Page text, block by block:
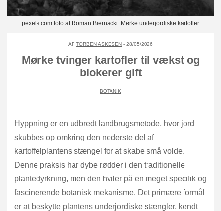
pexels.com foto af Roman Biernacki: Mørke underjordiske kartofler
AF TORBEN ASKESEN - 28/05/2026
Mørke tvinger kartofler til vækst og
blokerer gift
BOTANIK
Hyppning er en udbredt landbrugsmetode, hvor jord
skubbes op omkring den nederste del af
kartoffelplantens stængel for at skabe små volde.
Denne praksis har dybe rødder i den traditionelle
plantedyrkning, men den hviler på en meget specifik og
fascinerende botanisk mekanisme. Det primære formål
er at beskytte plantens underjordiske stængler, kendt